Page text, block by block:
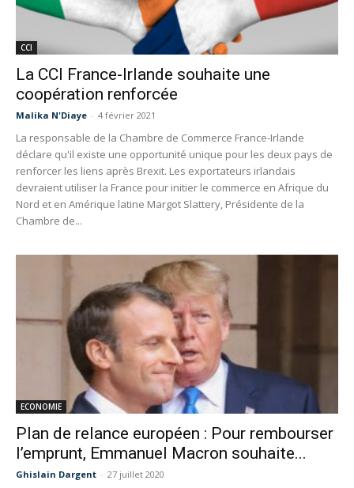
CCI
La CCI France-Irlande souhaite une
coopération renforcée
Malika N'Diaye - 4 février 2021
La responsable de la Chambre de Commerce France-Irlande
déclare qu'il existe une opportunité unique pour les deux pays de
renforcer les liens après Brexit. Les exportateurs irlandais
devraient utiliser la France pour initier le commerce en Afrique du
Nord et en Amérique latine Margot Slattery, Présidente de la
Chambre de...
ECONOMIE
Plan de relance européen : Pour rembourser
l’emprunt, Emmanuel Macron souhaite...
Ghislain Dargent - 27 juillet 2020